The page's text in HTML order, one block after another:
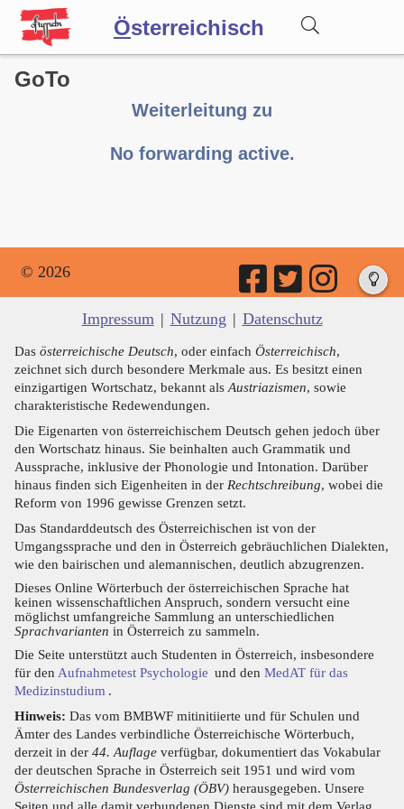
Österreichisch
Wörterbuch
GoTo
Weiterleitung zu
No forwarding active.
© 2026
Impressum | Nutzung | Datenschutz
Das österreichische Deutsch, oder einfach Österreichisch,
zeichnet sich durch besondere Merkmale aus. Es besitzt einen
einzigartigen Wortschatz, bekannt als Austriazismen, sowie
charakteristische Redewendungen.
Die Eigenarten von österreichischem Deutsch gehen jedoch über
den Wortschatz hinaus. Sie beinhalten auch Grammatik und
Aussprache, inklusive der Phonologie und Intonation. Darüber
hinaus finden sich Eigenheiten in der Rechtschreibung, wobei die
Reform von 1996 gewisse Grenzen setzt.
Das Standarddeutsch des Österreichischen ist von der
Umgangssprache und den in Österreich gebräuchlichen Dialekten,
wie den bairischen und alemannischen, deutlich abzugrenzen.
Dieses Online Wörterbuch der österreichischen Sprache hat
keinen wissenschaftlichen Anspruch, sondern versucht eine
möglichst umfangreiche Sammlung an unterschiedlichen
Sprachvarianten in Österreich zu sammeln.
Die Seite unterstützt auch Studenten in Österreich, insbesondere
für den Aufnahmetest Psychologie und den MedAT für das
Medizinstudium .
Hinweis: Das vom BMBWF mitinitiierte und für Schulen und
Ämter des Landes verbindliche Österreichische Wörterbuch,
derzeit in der 44. Auflage verfügbar, dokumentiert das Vokabular
der deutschen Sprache in Österreich seit 1951 und wird vom
Österreichischen Bundesverlag (ÖBV) herausgegeben. Unsere
Seiten und alle damit verbundenen Dienste sind mit dem Verlag